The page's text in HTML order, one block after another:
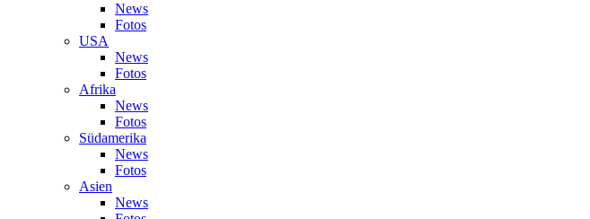
News
Fotos
USA
News
Fotos
Afrika
News
Fotos
Südamerika
News
Fotos
Asien
News